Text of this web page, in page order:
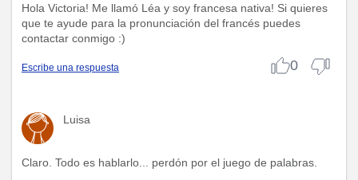
Hola Victoria! Me llamó Léa y soy francesa nativa! Si quieres
que te ayude para la pronunciación del francés puedes
contactar conmigo :)
Escribe una respuesta 0
Luisa
Claro. Todo es hablarlo... perdón por el juego de palabras.